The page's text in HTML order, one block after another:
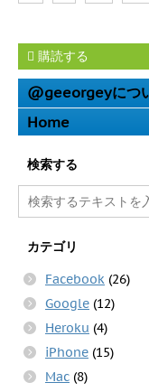
購読する
@geeorgeyにつ
Home
検索する
カテゴリ
Facebook (26)
Google (12)
Heroku (4)
iPhone (15)
Mac (8)